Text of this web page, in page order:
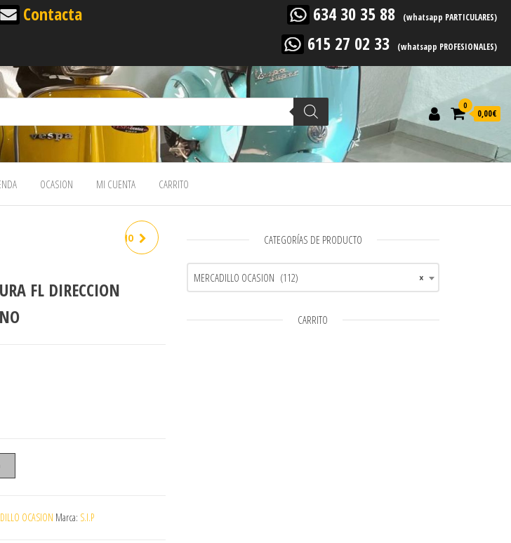
Contacta 634 30 35 88 (whatsapp PARTICULARES)
615 27 02 33 (whatsapp PROFESIONALES)
0
0,00€
OCASION MI CUENTA CARRITO
ENCENDIDO MALOSSI CONO
FL DIRECCION
OCASION SEGUNDA MANO cantidad
OCASION Marca: S.I.P
CATEGORÍAS DE PRODUCTO
×
MERCADILLO OCASION (112)
CARRITO